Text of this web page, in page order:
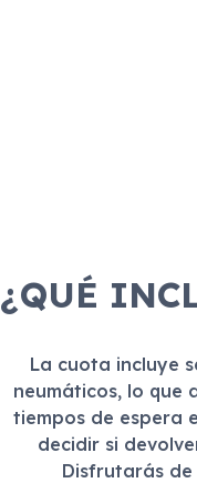
¿QUÉ
La cuota incluye
neumáticos, lo que
tiempos de espera
decidir si
Disfrutarás de